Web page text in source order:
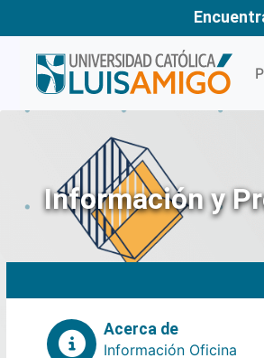
Información y
Acerca de
Información Oficina